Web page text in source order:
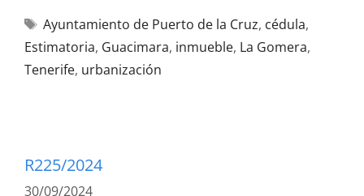
Ayuntamiento de Puerto de la Cruz, cédula,
Estimatoria, Guacimara, inmueble, La Gomera,
Tenerife, urbanización
R225/2024
30/09/2024